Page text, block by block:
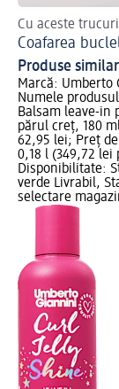
Cu aceste
Coafarea
Produse
Marcă: Umberto
Numele
Balsam leave-in
părul creț, 180
62,95 lei; Preț de
0,18 l (349,72 lei
Disponibilitate:
verde Livrabil,
selectare